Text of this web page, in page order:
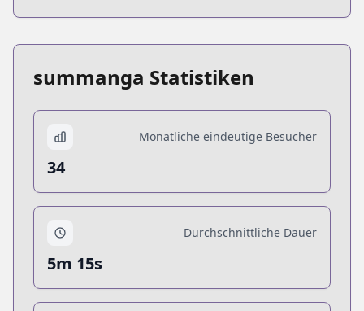
summanga Statistiken
Monatliche eindeutige Besucher
34
Durchschnittliche Dauer
5m 15s